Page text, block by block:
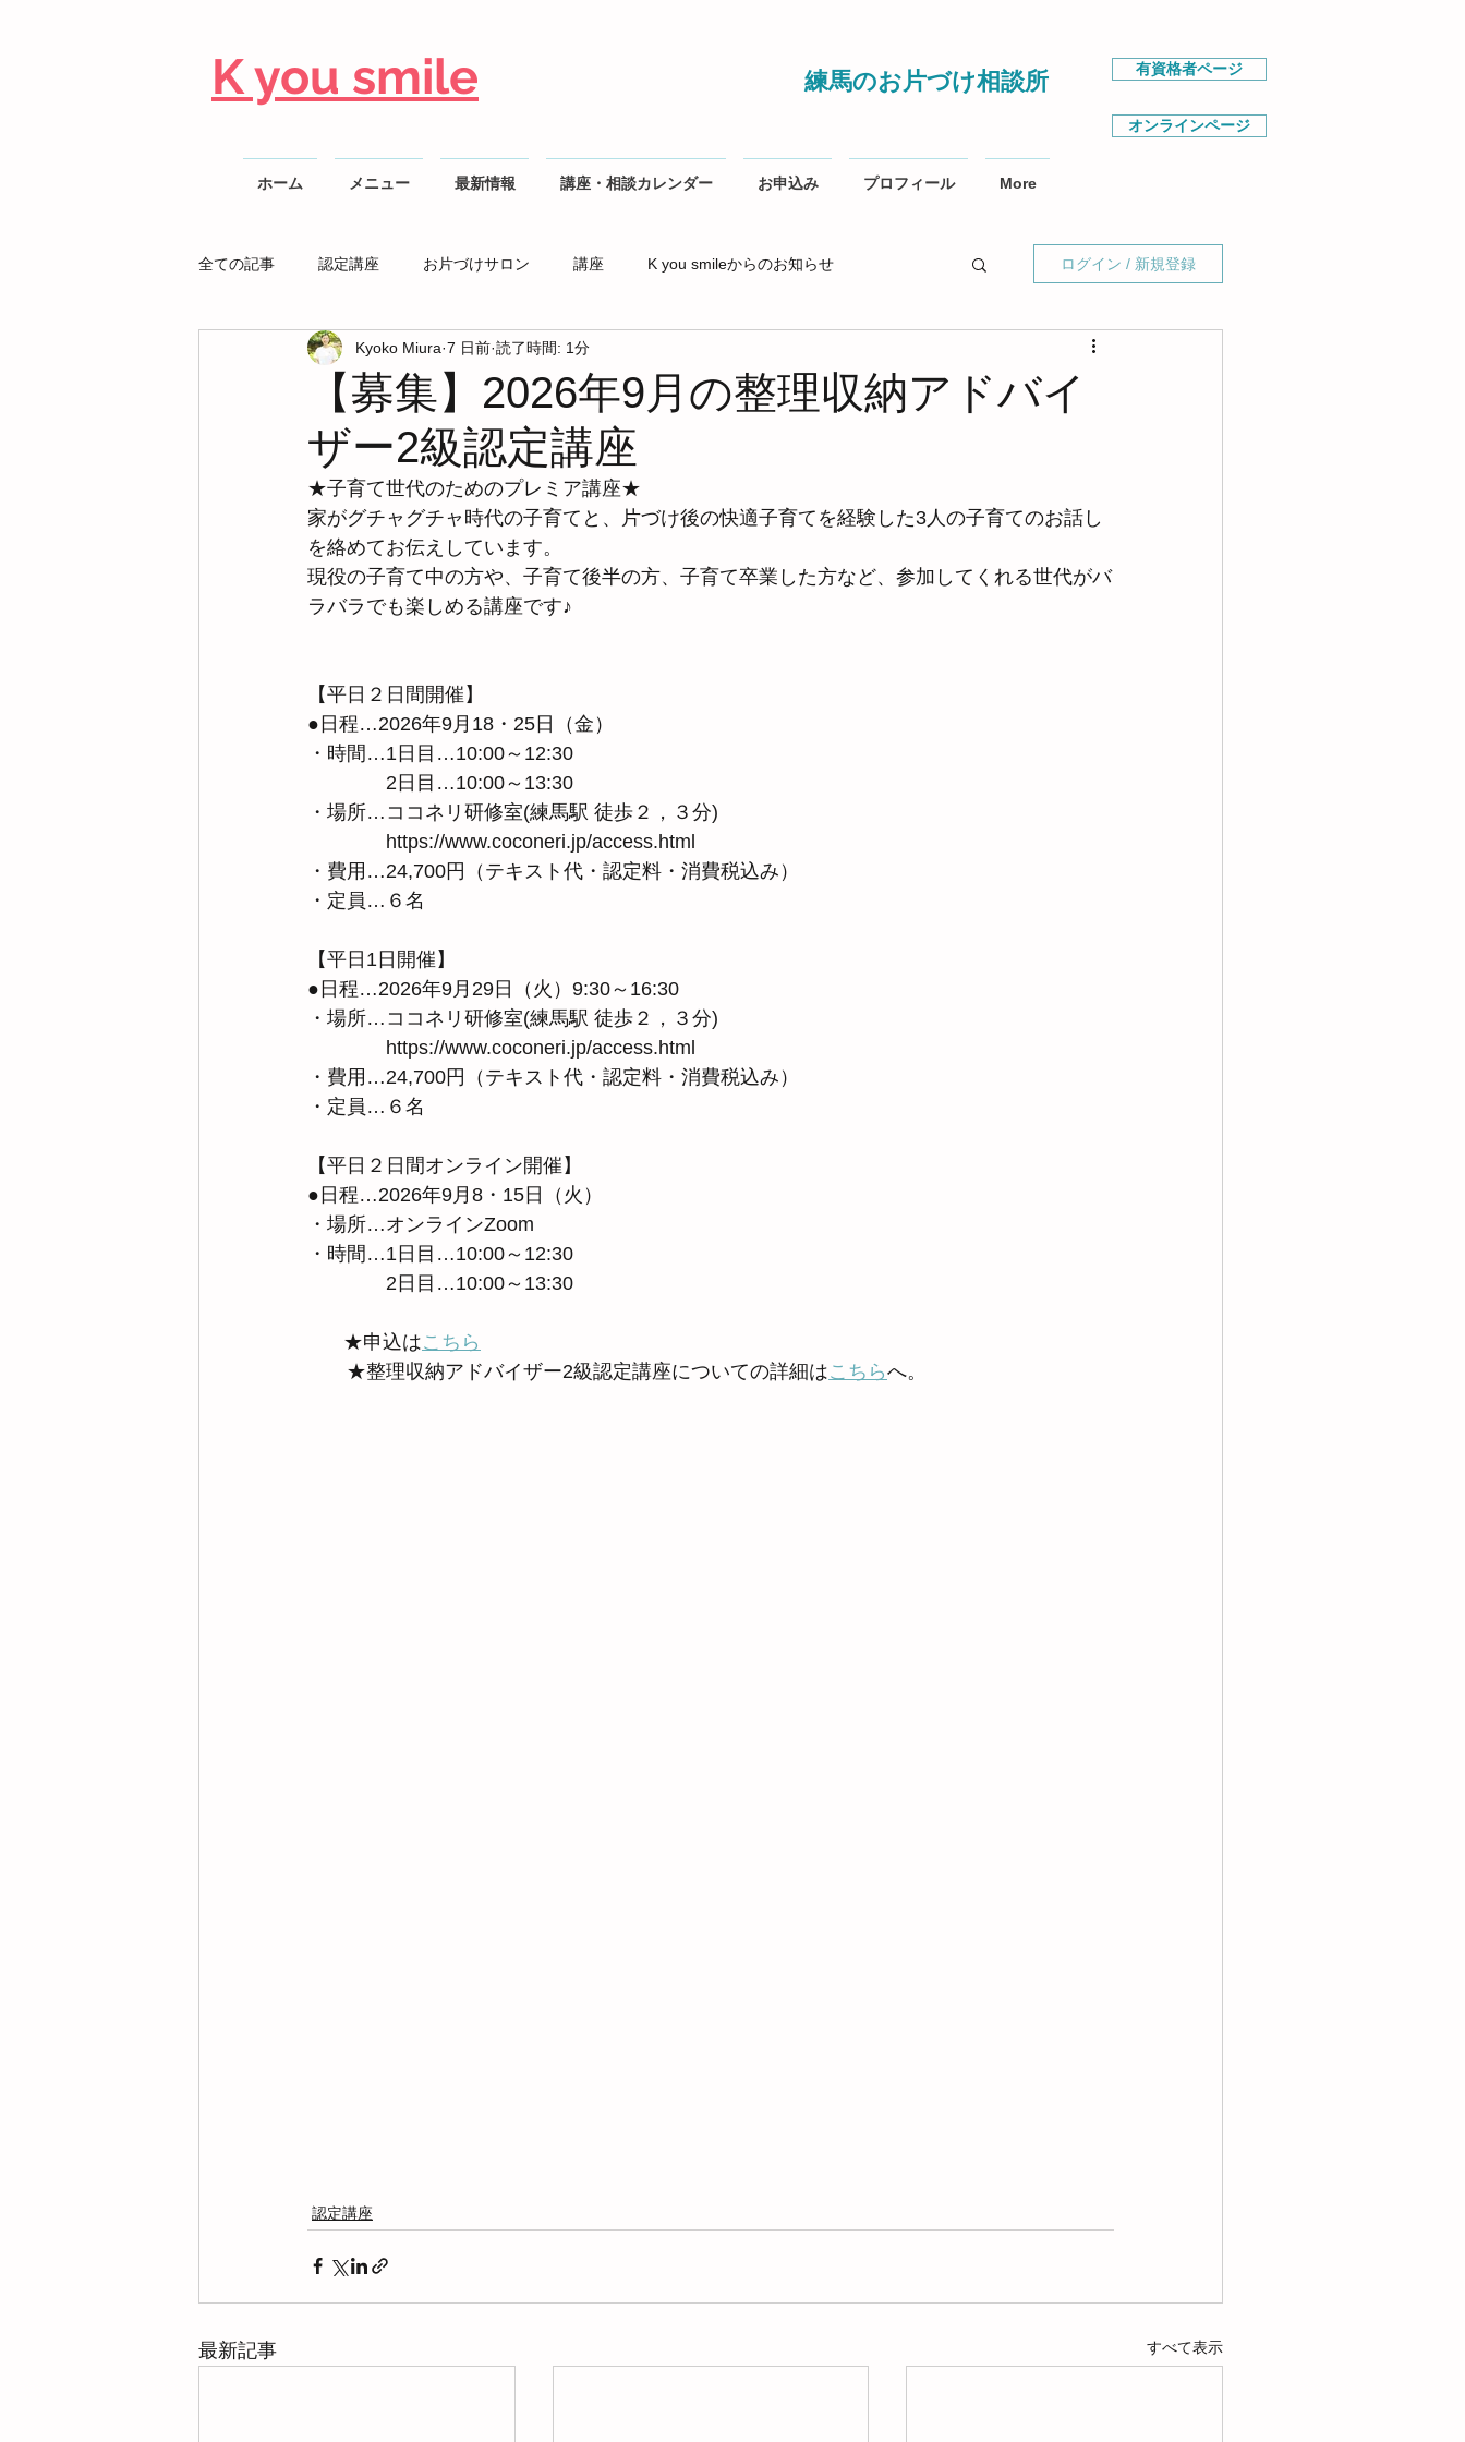
K you smile 練馬のお片づけ相談所 有資格者ページ
オンラインページ
ホーム メニュー 最新情報 講座・相談カレンダー お申込み プロフィール More
全ての記事 認定講座 お片づけサロン 講座 K you smileからのお知らせ
整理収納AD勉強会
ログイン / 新規登録
【募集】2026年9月の整理収納アドバイ
ザー2級認定講座
Kyoko Miura 7 日前 読了時間: 1分
★子育て世代のためのプレミア講座★
家がグチャグチャ時代の子育てと、片づけ後の快適子育てを経験した3人の子育てのお話し
を絡めてお伝えしています。
現役の子育て中の方や、子育て後半の方、子育て卒業した方など、参加してくれる世代がバ
ラバラでも楽しめる講座です♪
【平日２日間開催】
●日程…2026年9月18・25日（金）
・時間…1日目…10:00～12:30
2日目…10:00～13:30
・場所…ココネリ研修室(練馬駅 徒歩２，３分)
https://www.coconeri.jp/access.html
・費用…24,700円（テキスト代・認定料・消費税込み）
・定員…６名
【平日1日開催】
●日程…2026年9月29日（火）9:30～16:30
・場所…ココネリ研修室(練馬駅 徒歩２，３分)
https://www.coconeri.jp/access.html
・費用…24,700円（テキスト代・認定料・消費税込み）
・定員…６名
【平日２日間オンライン開催】
●日程…2026年9月8・15日（火）
・場所…オンラインZoom
・時間…1日目…10:00～12:30
2日目…10:00～13:30
★申込はこちら
★整理収納アドバイザー2級認定講座についての詳細はこちらへ。
認定講座
最新記事 すべて表示